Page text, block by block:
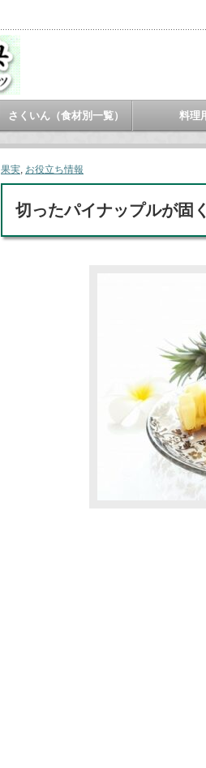
さくいん（食材別一覧） 料理
果実, お役立ち情報
切ったパイナップルが固